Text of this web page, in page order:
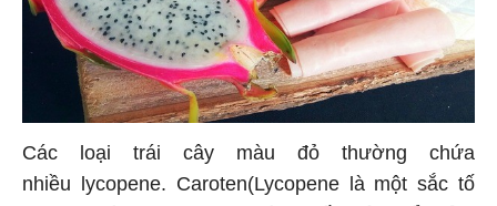
Các loại trái cây màu đỏ thường chứa
nhiều lycopene. Caroten(Lycopene là một sắc tố